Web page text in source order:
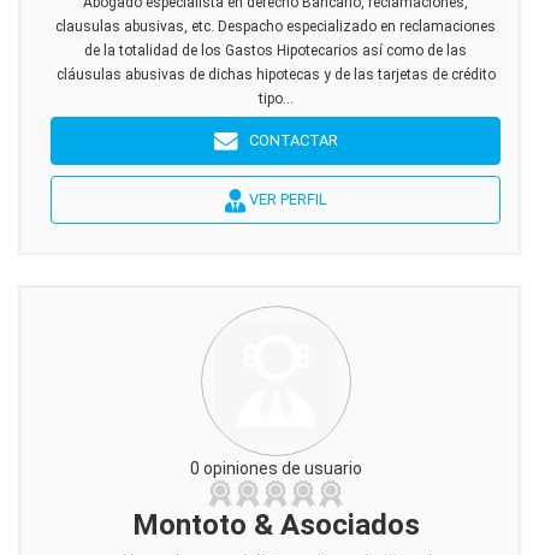
clausulas abusivas, etc. Despacho especializado en reclamaciones
de la totalidad de los Gastos Hipotecarios así como de las
cláusulas abusivas de dichas hipotecas y de las tarjetas de crédito
tipo...
CONTACTAR
VER PERFIL
0 opiniones de usuario
Montoto & Asociados